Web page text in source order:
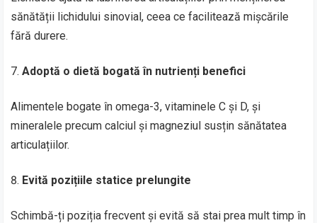
sănătății lichidului sinovial, ceea ce facilitează mișcările
fără durere.
Adoptă o dietă bogată în nutrienți benefici
Alimentele bogate în omega-3, vitaminele C și D, și
mineralele precum calciul și magneziul susțin sănătatea
articulațiilor.
Evită pozițiile statice prelungite
Schimbă-ți poziția frecvent și evită să stai prea mult timp în